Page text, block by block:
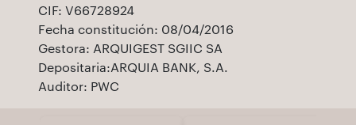
CIF: V66728924
Fecha constitución: 08/04/2016
Gestora: ARQUIGEST SGIIC SA
Depositaria:ARQUIA BANK, S.A.
Auditor: PWC